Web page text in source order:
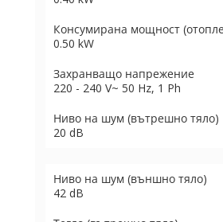
Консумирана мощност
0.50 kW
Захранващо напрежение
220 - 240 V~ 50 Hz, 1 Ph
Ниво на шум (вътрешно тяло)
20 dB
Ниво на шум (външно тяло)
42 dB